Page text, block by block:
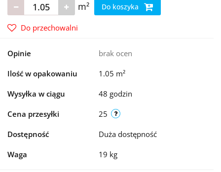
m² Do koszyka
Do przechowalni
Opinie brak ocen
Ilość w opakowaniu 1.05 m²
Wysyłka w ciągu 48 godzin
Cena przesyłki 25
Dostępność Duża dostępność
Waga 19 kg